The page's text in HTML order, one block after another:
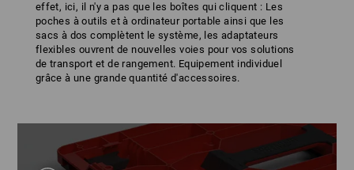
effet, ici, il n'y a pas que les boîtes qui cliquent : Les
poches à outils et à ordinateur portable ainsi que les
sacs à dos complètent le système, les adaptateurs
flexibles ouvrent de nouvelles voies pour vos solutions
de transport et de rangement. Equipement individuel
grâce à une grande quantité d'accessoires.